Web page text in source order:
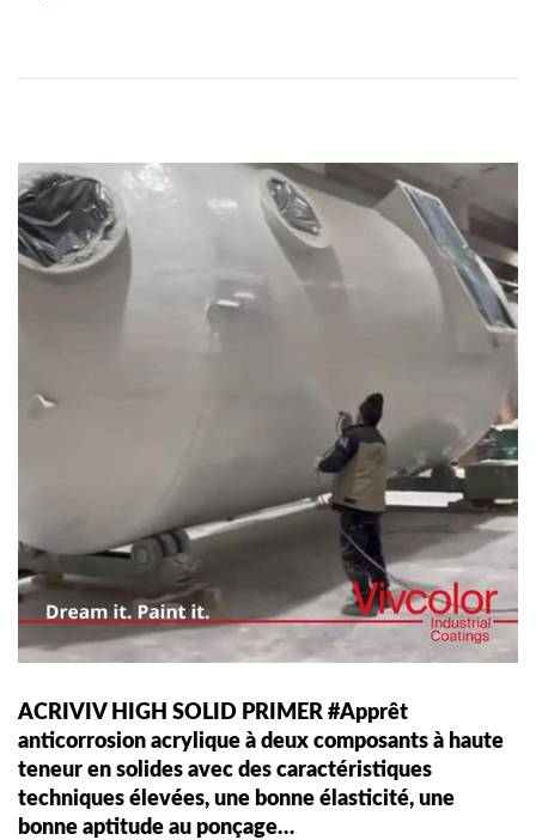
ACRIVIV HIGH SOLID PRIMER #Apprêt
anticorrosion acrylique à deux composants à haute
teneur en solides avec des caractéristiques
techniques élevées, une bonne élasticité, une
bonne aptitude au ponçage…